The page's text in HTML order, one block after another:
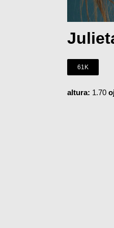
61K
altura: 1.70